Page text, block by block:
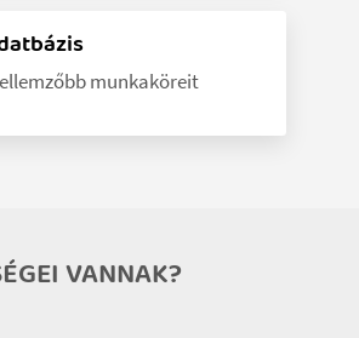
munkaköreit
VANNAK?